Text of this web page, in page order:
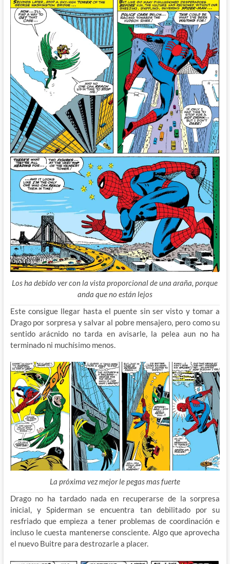
Los ha debido ver con la vista proporcional de una araña, porque
anda que no están lejos
Este consigue llegar hasta el puente sin ser visto y tomar a
Drago por sorpresa y salvar al pobre mensajero, pero como su
sentido arácnido no tarda en avisarle, la pelea aun no ha
terminado ni muchísimo menos.
La próxima vez mejor le pegas mas fuerte
Drago no ha tardado nada en recuperarse de la sorpresa
inicial, y Spiderman se encuentra tan debilitado por su
resfriado que empieza a tener problemas de coordinación e
incluso le cuesta mantenerse consciente. Algo que aprovecha
el nuevo Buitre para destrozarle a placer.